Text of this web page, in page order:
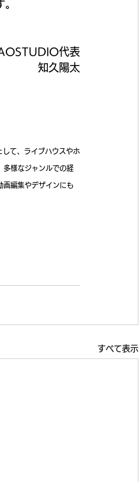
代表
知久陽太
て、ライブハウスやホ
様なジャンルでの経
画編集やデザインにも
すべて表示